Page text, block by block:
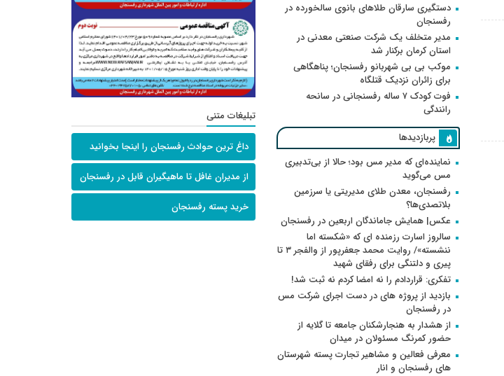
دستگیری سارقان طلاهای بانوی سالخورده در
رفسنجان
مدیر متخلف یک شرکت صنعتی معدنی در
استان کرمان برکنار شد
موکب بی بی شهربانو رفسنجان؛ پناهگاهی
برای زائران نزدیک قتلگاه
فوت کودک ۷ ساله رفسنجانی در سانحه
رانندگی
پربازدیدها
نماینده‌ای که مدیر مس بود؛ حالا از بی‌تدبیری
مس می‌گوید
رفسنجان، معدن طلای مدیریتی یا سرزمین
بلاتصدی‌ها؟
عکس| همایش جاماندگان اربعین در رفسنجان
سالروز اسارت رزمنده ای که «شکسته اما
ننشسته»/ روایت محمد جعفرپور از والفجر ۳ تا
پیری و دلتنگی برای رفقای شهید
تفکری: قراردادم را نه امضا کردم نه ثبت شد!
بازدید از پروژه های در دست اجرای شرکت مس
در رفسنجان
از هشدار به هنجارشکنان جامعه تا گلایه از
حضور کمرنگ مسئولان در میدان
معرفی فعالین و مشاهیر تجارت پسته شهرستان
های رفسنجان و انار
تبلیغات متنی
داغ ترین حوادث رفسنجان را اینجا بخوانید
از مدیران غافل تا ماهیگیران قابل در رفسنجان
خرید پسته رفسنجان